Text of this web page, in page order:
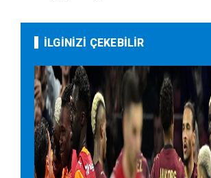
İLGİNİZİ ÇEKEBİLİR